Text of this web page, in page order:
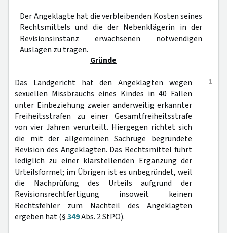
Der Angeklagte hat die verbleibenden Kosten seines
Rechtsmittels und die der Nebenklägerin in der
Revisionsinstanz erwachsenen notwendigen
Auslagen zu tragen.
Gründe
1
Das Landgericht hat den Angeklagten wegen
sexuellen Missbrauchs eines Kindes in 40 Fällen
unter Einbeziehung zweier anderweitig erkannter
Freiheitsstrafen zu einer Gesamtfreiheitsstrafe
von vier Jahren verurteilt. Hiergegen richtet sich
die mit der allgemeinen Sachrüge begründete
Revision des Angeklagten. Das Rechtsmittel führt
lediglich zu einer klarstellenden Ergänzung der
Urteilsformel; im Übrigen ist es unbegründet, weil
die Nachprüfung des Urteils aufgrund der
Revisionsrechtfertigung insoweit keinen
Rechtsfehler zum Nachteil des Angeklagten
ergeben hat (§349Abs. 2 StPO).